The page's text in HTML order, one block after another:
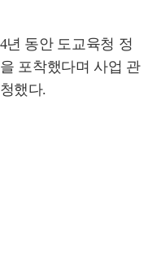
년 동안 도교육청 정
포착했다며 사업 관
했다.